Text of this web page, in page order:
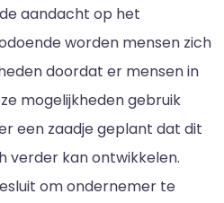
aandacht op het
worden mensen zich
doordat er mensen in
mogelijkheden gebruik
een zaadje geplant dat dit
verder kan ontwikkelen.
om ondernemer te